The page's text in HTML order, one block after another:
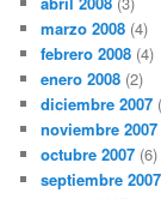
marzo 2008 (4)
febrero 2008 (4)
enero 2008 (2)
diciembre 2007
noviembre 2007
octubre 2007 (6)
septiembre 2007